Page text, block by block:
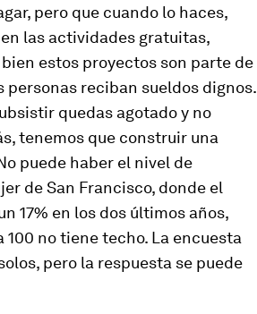
pero que cuando lo haces,
las actividades gratuitas,
estos proyectos son parte de
personas reciban sueldos dignos.
quedas agotado y no
tenemos que construir una
puede haber el nivel de
de San Francisco, donde el
17% en los dos últimos años,
no tiene techo. La encuesta
pero la respuesta se puede